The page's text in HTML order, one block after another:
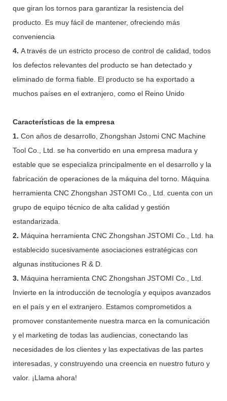
que giran los tornos para garantizar la resistencia del
producto. Es muy fácil de mantener, ofreciendo más
conveniencia
4. A través de un estricto proceso de control de calidad, todos
los defectos relevantes del producto se han detectado y
eliminado de forma fiable. El producto se ha exportado a
muchos países en el extranjero, como el Reino Unido
Características de la empresa
1. Con años de desarrollo, Zhongshan Jstomi CNC Machine
Tool Co., Ltd. se ha convertido en una empresa madura y
estable que se especializa principalmente en el desarrollo y la
fabricación de operaciones de la máquina del torno. Máquina
herramienta CNC Zhongshan JSTOMI Co., Ltd. cuenta con un
grupo de equipo técnico de alta calidad y gestión
estandarizada.
2. Máquina herramienta CNC Zhongshan JSTOMI Co., Ltd. ha
establecido sucesivamente asociaciones estratégicas con
algunas instituciones R & D.
3. Máquina herramienta CNC Zhongshan JSTOMI Co., Ltd.
Invierte en la introducción de tecnología y equipos avanzados
en el país y en el extranjero. Estamos comprometidos a
promover constantemente nuestra marca en la comunicación
y el marketing de todas las audiencias, conectando las
necesidades de los clientes y las expectativas de las partes
interesadas, y construyendo una creencia en nuestro futuro y
valor. ¡Llama ahora!